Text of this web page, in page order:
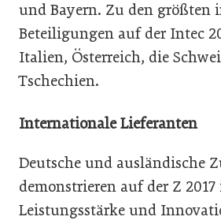
und Bayern. Zu den größten
Beteiligungen auf der Intec
Italien, Österreich, die
Tschechien.
Internationale Lieferanten
Deutsche und ausländische
demonstrieren auf der Z 2017
Leistungsstärke und